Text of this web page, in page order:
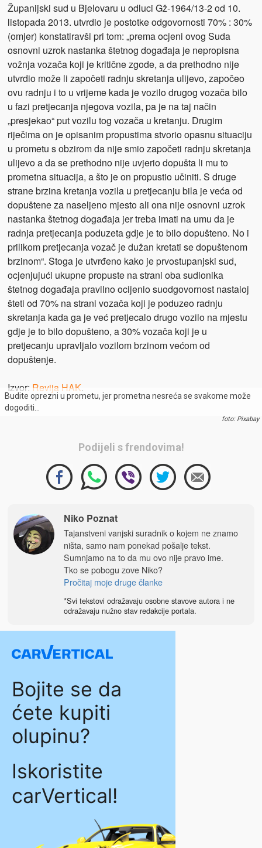
Županijski sud u Bjelovaru u odluci Gž-1964/13-2 od 10.
listopada 2013. utvrdio je postotke odgovornosti 70% : 30%
(omjer) konstatiravši pri tom: „prema ocjeni ovog Suda
osnovni uzrok nastanka štetnog događaja je nepropisna
vožnja vozača koji je kritične zgode, a da prethodno nije
utvrdio može li započeti radnju skretanja ulijevo, započeo
ovu radnju i to u vrijeme kada je vozilo drugog vozača bilo
u fazi pretjecanja njegova vozila, pa je na taj način
„presjekao“ put vozilu tog vozača u kretanju. Drugim
riječima on je opisanim propustima stvorio opasnu situaciju
u prometu s obzirom da nije smio započeti radnju skretanja
ulijevo a da se prethodno nije uvjerio dopušta li mu to
prometna situacija, a što je on propustio učiniti. S druge
strane brzina kretanja vozila u pretjecanju bila je veća od
dopuštene za naseljeno mjesto ali ona nije osnovni uzrok
nastanka štetnog događaja jer treba imati na umu da je
radnja pretjecanja poduzeta gdje je to bilo dopušteno. No i
prilikom pretjecanja vozač je dužan kretati se dopuštenom
brzinom“. Stoga je utvrđeno kako je prvostupanjski sud,
ocjenjujući ukupne propuste na strani oba sudionika
štetnog događaja pravilno ocijenio suodgovornost nastaloj
šteti od 70% na strani vozača koji je poduzeo radnju
skretanja kada ga je već pretjecalo drugo vozilo na mjestu
gdje je to bilo dopušteno, a 30% vozača koji je u
pretjecanju upravljalo vozilom brzinom većom od
dopuštenje.
Izvor: Revija HAK.
Budite oprezni u prometu, jer prometna nesreća se svakome može
dogoditi…
foto: Pixabay
Podijeli s frendovima!
Niko Poznat
Tajanstveni vanjski suradnik o kojem ne znamo
ništa, samo nam ponekad pošalje tekst.
Sumnjamo na to da mu ovo nije pravo ime.
Tko se pobogu zove Niko?
Pročitaj moje druge članke
*Svi tekstovi odražavaju osobne stavove autora i ne
odražavaju nužno stav redakcije portala.